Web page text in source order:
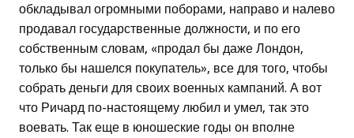
обкладывал огромными поборами, направо и налево
продавал государственные должности, и по его
собственным словам, «продал бы даже Лондон,
только бы нашелся покупатель», все для того, чтобы
собрать деньги для своих военных кампаний. А вот
что Ричард по-настоящему любил и умел, так это
воевать. Так еще в юношеские годы он вполне